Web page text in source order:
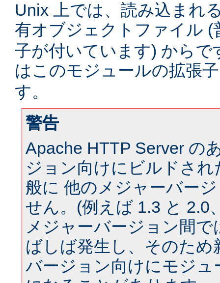
Unix 上では、読み込まれ
有オブジェクトファイル
子が付いています) からで
はこのモジュールの拡張
す。
警告
Apache HTTP Server の
ジョン向けにビルドさ
般に 他のメジャーバー
せん。(例えば 1.3 と 2.0
メジャーバージョン間
ばしば発生し、そのため
バージョン向けにモジュ